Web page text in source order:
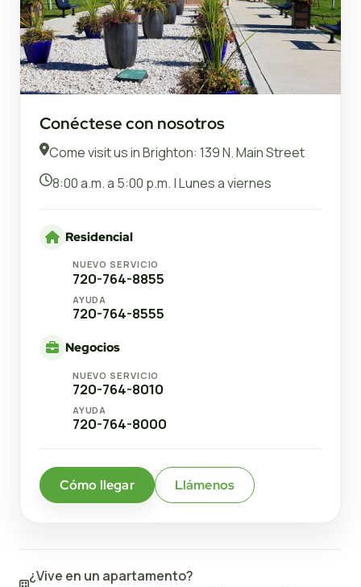
Conéctese con nosotros
Come visit us in Brighton: 139 N. Main Street
8:00 a.m. a 5:00 p.m. | Lunes a viernes
Residencial
NUEVO SERVICIO
720-764-8855
AYUDA
720-764-8555
Negocios
NUEVO SERVICIO
720-764-8010
AYUDA
720-764-8000
Cómo llegar Llámenos
¿Vive en un apartamento?